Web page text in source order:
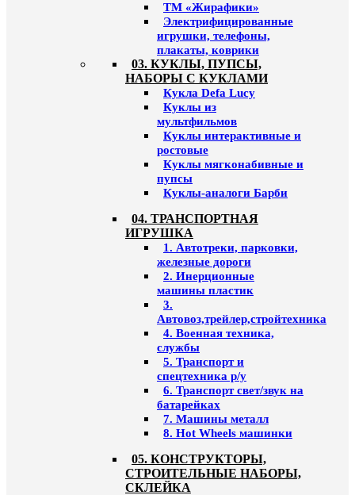
ТМ «Жирафики»
Электрифицированные
игрушки, телефоны,
плакаты, коврики
03. КУКЛЫ, ПУПСЫ,
НАБОРЫ С КУКЛАМИ
Кукла Defa Lucy
Куклы из
мультфильмов
Куклы интерактивные и
ростовые
Куклы мягконабивные и
пупсы
Куклы-аналоги Барби
04. ТРАНСПОРТНАЯ
ИГРУШКА
1. Автотреки, парковки,
железные дороги
2. Инерционные
машины пластик
3.
Автовоз,трейлер,стройтехника
4. Военная техника,
службы
5. Транспорт и
спецтехника р/у
6. Транспорт свет/звук на
батарейках
7. Машины металл
8. Hot Wheels машинки
05. КОНСТРУКТОРЫ,
СТРОИТЕЛЬНЫЕ НАБОРЫ,
СКЛЕЙКА